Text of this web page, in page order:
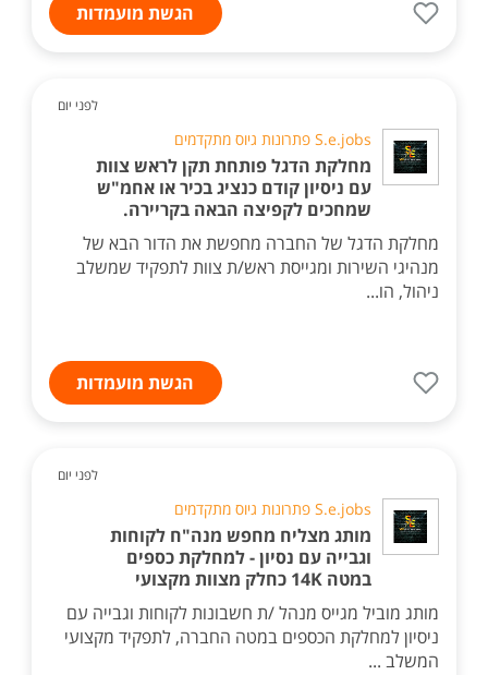
הגשת מועמדות
לפני יום
S.e.jobs פתרונות גיוס מתקדמים
מחלקת הדגל פותחת תקן לראש צוות
עם ניסיון קודם כנציג בכיר או אחמ"ש
שמחכים לקפיצה הבאה בקריירה.
מחלקת הדגל של החברה מחפשת את הדור הבא של
מנהיגי השירות ומגייסת ראש/ת צוות לתפקיד שמשלב
ניהול, הו...
הגשת מועמדות
לפני יום
S.e.jobs פתרונות גיוס מתקדמים
מותג מצליח מחפש מנה"ח לקוחות
וגבייה עם נסיון - למחלקת כספים
במטה 14K כחלק מצוות מקצועי
מותג מוביל מגייס מנהל /ת חשבונות לקוחות וגבייה עם
ניסיון למחלקת הכספים במטה החברה, לתפקיד מקצועי
המשלב ...